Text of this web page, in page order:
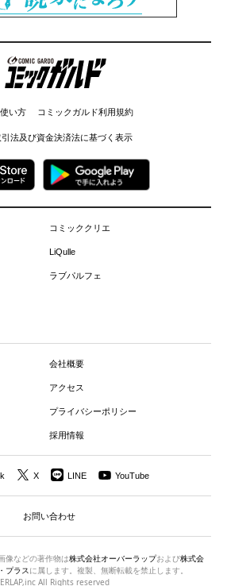
コミックガルド
い方 コミックガルド利用規約
法及び資金決済法に基づく表示
コミッククリエ
LiQulle
ラブパルフェ
会社概要
アクセス
プライバシーポリシー
採用情報
X LINE YouTube
お問い合わせ
像などの著作物は株式会社オーバーラップおよび株式会
プラスに属します。複製、無断転載を禁止します。
All Rights reserved